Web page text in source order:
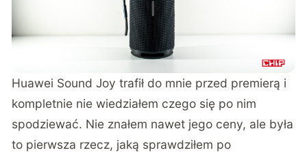
Huawei Sound Joy trafił do mnie przed premierą i
kompletnie nie wiedziałem czego się po nim
spodziewać. Nie znałem nawet jego ceny, ale była
to pierwsza rzecz, jaką sprawdziłem po